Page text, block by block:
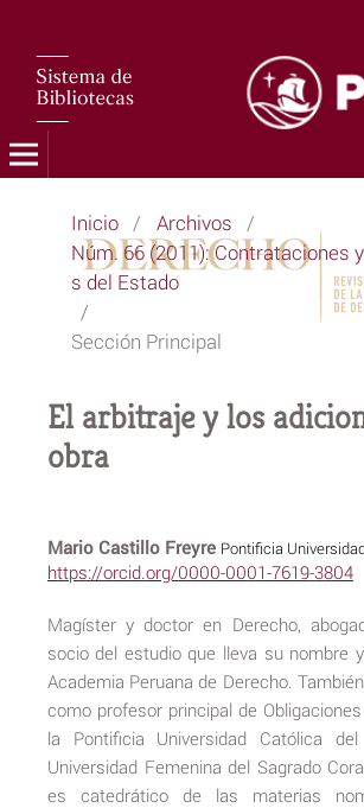
Inicio / Archivos /
Núm. 66 (2011): Contrataciones
s del Estado
/
Sección Principal
El arbitraje y los
obra
Mario Castillo Freyre Pontificia
https://orcid.org/0000-0001-7619-3804
Magíster y doctor en Derecho,
socio del estudio que lleva su nombre
Academia Peruana de Derecho.
como profesor principal de
la Pontificia Universidad Católica
Universidad Femenina del Sagrado
es catedrático de las materias